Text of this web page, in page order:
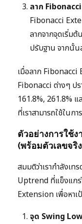
ลาก
Fibonacci
ลากจากจุดเริ่ม
ปรับฐาน จากนั้
เมื่อลาก Fibonacci
Fibonacci ต่างๆ ป
161.8%, 261.8% แ
ที่เราสามารถใช้ในก
ตัวอย่างการใช้
(พร้อมตัวเลขจริ
สมมติว่าเรากำลังเท
Uptrend ที่แข็งแกร่
Extension เพื่อหาเ
จุด Swing